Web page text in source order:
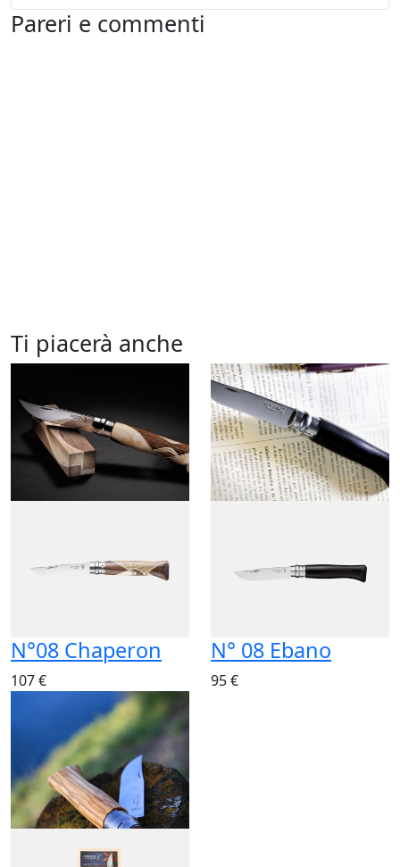
Pareri e commenti
Ti piacerà anche
N°08 Chaperon
107 €
N° 08 Ebano
95 €